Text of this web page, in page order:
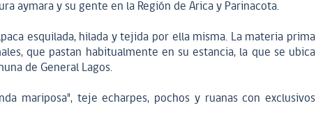
aymara y su gente en la Región de Arica y Parinacota.
esquilada, hilada y tejida por ella misma. La materia prima
que pastan habitualmente en su estancia, la que se ubica
de General Lagos.
mariposa", teje echarpes, pochos y ruanas con exclusivos